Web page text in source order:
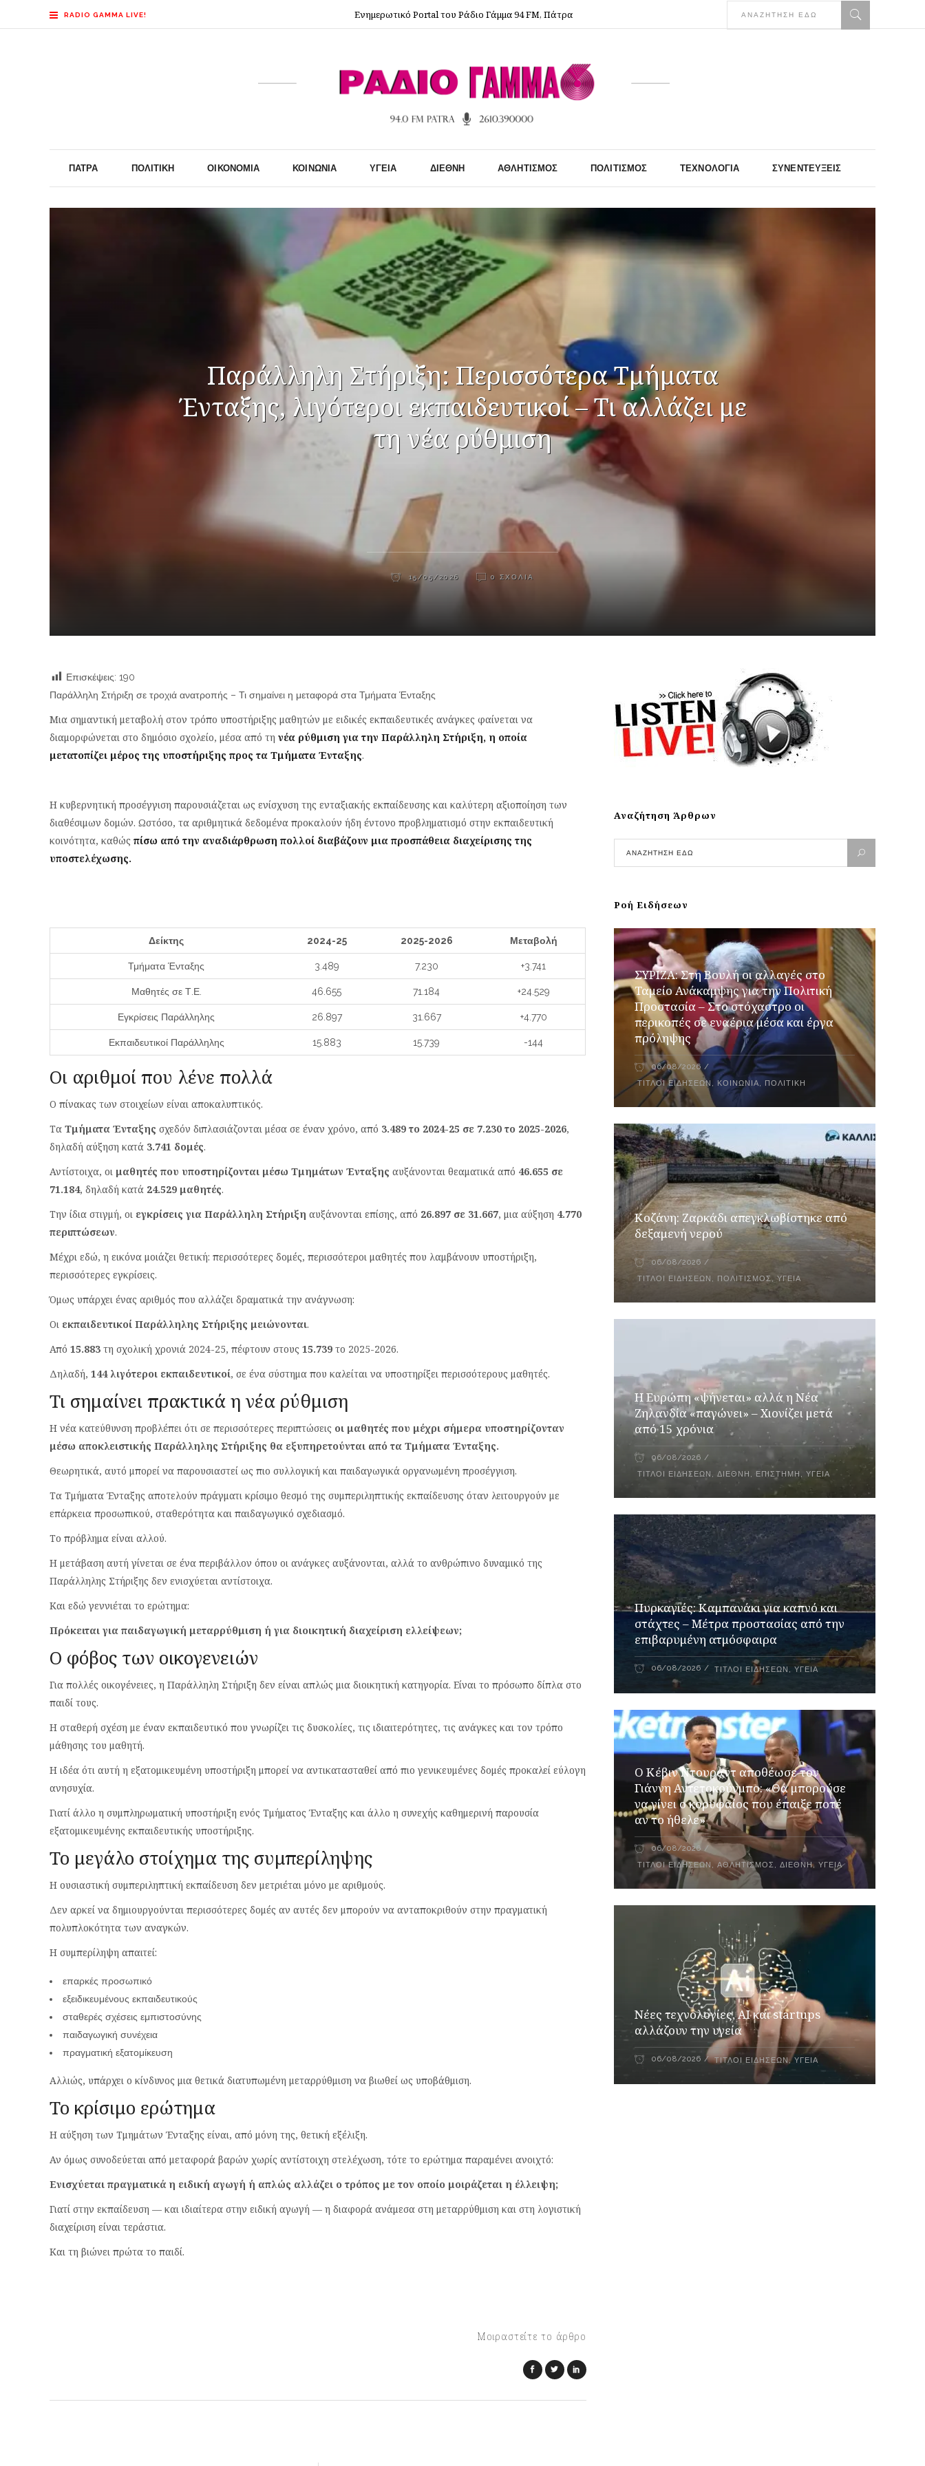
RADIO GAMMA LIVE! Ενημερωτικό Portal του Ράδιο Γάμμα 94 FM, Πάτρα
ΠΆΤΡΑ ΠΟΛΙΤΙΚΉ ΟΙΚΟΝΟΜΊΑ ΚΟΙΝΩΝΊΑ ΥΓΕΊΑ ΔΙΕΘΝΉ ΑΘΛΗΤΙΣΜΌΣ ΠΟΛΙΤΙΣΜΌΣ ΤΕΧΝΟΛΟΓΊΑ ΣΥΝΕΝΤΕΎΞΕΙΣ
Παράλληλη Στήριξη: Περισσότερα Τμήματα
Ένταξης, λιγότεροι εκπαιδευτικοί – Τι αλλάζει με
τη νέα ρύθμιση
15/05/2026 0 ΣΧΌΛΙΑ
Επισκέψεις: 190
Παράλληλη Στήριξη σε τροχιά ανατροπής – Τι σημαίνει η μεταφορά στα Τμήματα Ένταξης
Μια σημαντική μεταβολή στον τρόπο υποστήριξης μαθητών με ειδικές εκπαιδευτικές ανάγκες φαίνεται να
διαμορφώνεται στο δημόσιο σχολείο, μέσα από τη νέα ρύθμιση για την Παράλληλη Στήριξη, η οποία
μετατοπίζει μέρος της υποστήριξης προς τα Τμήματα Ένταξης.
Η κυβερνητική προσέγγιση παρουσιάζεται ως ενίσχυση της ενταξιακής εκπαίδευσης και καλύτερη αξιοποίηση των
διαθέσιμων δομών. Ωστόσο, τα αριθμητικά δεδομένα προκαλούν ήδη έντονο προβληματισμό στην εκπαιδευτική
κοινότητα, καθώς πίσω από την αναδιάρθρωση πολλοί διαβάζουν μια προσπάθεια διαχείρισης της
υποστελέχωσης.
Δείκτης 2024-25 2025-2026 Μεταβολή
Τμήματα Ένταξης 3.489 7.230 +3.741
Μαθητές σε Τ.Ε. 46.655 71.184 +24.529
Εγκρίσεις Παράλληλης 26.897 31.667 +4.770
Εκπαιδευτικοί Παράλληλης 15.883 15.739 -144
Οι αριθμοί που λένε πολλά
Ο πίνακας των στοιχείων είναι αποκαλυπτικός.
Τα Τμήματα Ένταξης σχεδόν διπλασιάζονται μέσα σε έναν χρόνο, από 3.489 το 2024-25 σε 7.230 το 2025-2026,
δηλαδή αύξηση κατά 3.741 δομές.
Αντίστοιχα, οι μαθητές που υποστηρίζονται μέσω Τμημάτων Ένταξης αυξάνονται θεαματικά από 46.655 σε
71.184, δηλαδή κατά 24.529 μαθητές.
Την ίδια στιγμή, οι εγκρίσεις για Παράλληλη Στήριξη αυξάνονται επίσης, από 26.897 σε 31.667, μια αύξηση 4.770
περιπτώσεων.
Μέχρι εδώ, η εικόνα μοιάζει θετική: περισσότερες δομές, περισσότεροι μαθητές που λαμβάνουν υποστήριξη,
περισσότερες εγκρίσεις.
Όμως υπάρχει ένας αριθμός που αλλάζει δραματικά την ανάγνωση:
Οι εκπαιδευτικοί Παράλληλης Στήριξης μειώνονται.
Από 15.883 τη σχολική χρονιά 2024-25, πέφτουν στους 15.739 το 2025-2026.
Δηλαδή, 144 λιγότεροι εκπαιδευτικοί, σε ένα σύστημα που καλείται να υποστηρίξει περισσότερους μαθητές.
Τι σημαίνει πρακτικά η νέα ρύθμιση
Η νέα κατεύθυνση προβλέπει ότι σε περισσότερες περιπτώσεις οι μαθητές που μέχρι σήμερα υποστηρίζονταν
μέσω αποκλειστικής Παράλληλης Στήριξης θα εξυπηρετούνται από τα Τμήματα Ένταξης.
Θεωρητικά, αυτό μπορεί να παρουσιαστεί ως πιο συλλογική και παιδαγωγικά οργανωμένη προσέγγιση.
Τα Τμήματα Ένταξης αποτελούν πράγματι κρίσιμο θεσμό της συμπεριληπτικής εκπαίδευσης όταν λειτουργούν με
επάρκεια προσωπικού, σταθερότητα και παιδαγωγικό σχεδιασμό.
Το πρόβλημα είναι αλλού.
Η μετάβαση αυτή γίνεται σε ένα περιβάλλον όπου οι ανάγκες αυξάνονται, αλλά το ανθρώπινο δυναμικό της
Παράλληλης Στήριξης δεν ενισχύεται αντίστοιχα.
Και εδώ γεννιέται το ερώτημα:
Πρόκειται για παιδαγωγική μεταρρύθμιση ή για διοικητική διαχείριση ελλείψεων;
Ο φόβος των οικογενειών
Για πολλές οικογένειες, η Παράλληλη Στήριξη δεν είναι απλώς μια διοικητική κατηγορία. Είναι το πρόσωπο δίπλα στο
παιδί τους.
Η σταθερή σχέση με έναν εκπαιδευτικό που γνωρίζει τις δυσκολίες, τις ιδιαιτερότητες, τις ανάγκες και τον τρόπο
μάθησης του μαθητή.
Η ιδέα ότι αυτή η εξατομικευμένη υποστήριξη μπορεί να αντικατασταθεί από πιο γενικευμένες δομές προκαλεί εύλογη
ανησυχία.
Γιατί άλλο η συμπληρωματική υποστήριξη ενός Τμήματος Ένταξης και άλλο η συνεχής καθημερινή παρουσία
εξατομικευμένης εκπαιδευτικής υποστήριξης.
Το μεγάλο στοίχημα της συμπερίληψης
Η ουσιαστική συμπεριληπτική εκπαίδευση δεν μετριέται μόνο με αριθμούς.
Δεν αρκεί να δημιουργούνται περισσότερες δομές αν αυτές δεν μπορούν να ανταποκριθούν στην πραγματική
πολυπλοκότητα των αναγκών.
Η συμπερίληψη απαιτεί:
επαρκές προσωπικό
εξειδικευμένους εκπαιδευτικούς
σταθερές σχέσεις εμπιστοσύνης
παιδαγωγική συνέχεια
πραγματική εξατομίκευση
Αλλιώς, υπάρχει ο κίνδυνος μια θετικά διατυπωμένη μεταρρύθμιση να βιωθεί ως υποβάθμιση.
Το κρίσιμο ερώτημα
Η αύξηση των Τμημάτων Ένταξης είναι, από μόνη της, θετική εξέλιξη.
Αν όμως συνοδεύεται από μεταφορά βαρών χωρίς αντίστοιχη στελέχωση, τότε το ερώτημα παραμένει ανοιχτό:
Ενισχύεται πραγματικά η ειδική αγωγή ή απλώς αλλάζει ο τρόπος με τον οποίο μοιράζεται η έλλειψη;
Γιατί στην εκπαίδευση — και ιδιαίτερα στην ειδική αγωγή — η διαφορά ανάμεσα στη μεταρρύθμιση και στη λογιστική
διαχείριση είναι τεράστια.
Και τη βιώνει πρώτα το παιδί.
Μοιραστείτε το άρθρο
Αναζήτηση Άρθρων
Ροή Ειδήσεων
ΣΥΡΙΖΑ: Στη Βουλή οι αλλαγές στο
Ταμείο Ανάκαμψης για την Πολιτική
Προστασία – Στο στόχαστρο οι
περικοπές σε εναέρια μέσα και έργα
πρόληψης
06/08/2026
ΤΊΤΛΟΙ ΕΙΔΉΣΕΩΝ , ΚΟΙΝΩΝΊΑ, ΠΟΛΙΤΙΚΉ
Κοζάνη: Ζαρκάδι απεγκλωβίστηκε από
δεξαμενή νερού
06/08/2026
ΤΊΤΛΟΙ ΕΙΔΉΣΕΩΝ , ΠΟΛΙΤΙΣΜΌΣ,ΥΓΕΊΑ
Η Ευρώπη «ψήνεται» αλλά η Νέα
Ζηλανδία «παγώνει» – Χιονίζει μετά
από 15 χρόνια
06/08/2026
ΤΊΤΛΟΙ ΕΙΔΉΣΕΩΝ ,ΔΙΕΘΝΉ , ΕΠΙΣΤΉΜΗ ,ΥΓΕΊΑ
Πυρκαγιές: Καμπανάκι για καπνό και
στάχτες – Μέτρα προστασίας από την
επιβαρυμένη ατμόσφαιρα
06/08/2026 ΤΊΤΛΟΙ ΕΙΔΉΣΕΩΝ ,ΥΓΕΊΑ
Ο Κέβιν Ντουράντ αποθέωσε τον
Γιάννη Αντετοκούνμπο: «Θα μπορούσε
να γίνει ο κορυφαίος που έπαιξε ποτέ
αν το ήθελε»
06/08/2026
ΤΊΤΛΟΙ ΕΙΔΉΣΕΩΝ ,ΑΘΛΗΤΙΣΜΌΣ,ΔΙΕΘΝΉ,ΥΓΕΊΑ
Νέες τεχνολογίες, AI και startups
αλλάζουν την υγεία
06/08/2026 ΤΊΤΛΟΙ ΕΙΔΉΣΕΩΝ,ΥΓΕΊΑ